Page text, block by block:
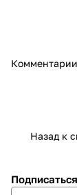
Комментарии
Назад к
Подписаться